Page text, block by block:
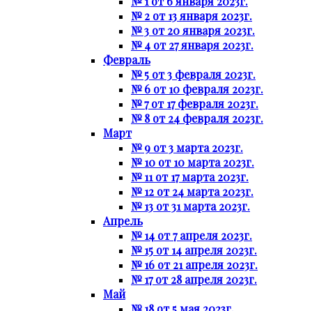
№ 2 от 13 января 2023г.
№ 3 от 20 января 2023г.
№ 4 от 27 января 2023г.
Февраль
№ 5 от 3 февраля 2023г.
№ 6 от 10 февраля 2023г.
№ 7 от 17 февраля 2023г.
№ 8 от 24 февраля 2023г.
Март
№ 9 от 3 марта 2023г.
№ 10 от 10 марта 2023г.
№ 11 от 17 марта 2023г.
№ 12 от 24 марта 2023г.
№ 13 от 31 марта 2023г.
Апрель
№ 14 от 7 апреля 2023г.
№ 15 от 14 апреля 2023г.
№ 16 от 21 апреля 2023г.
№ 17 от 28 апреля 2023г.
Май